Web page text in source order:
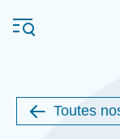
основному
Toutes